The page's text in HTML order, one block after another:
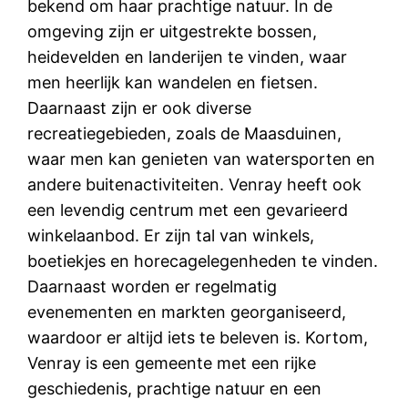
bekend om haar prachtige natuur. In de
omgeving zijn er uitgestrekte bossen,
heidevelden en landerijen te vinden, waar
men heerlijk kan wandelen en fietsen.
Daarnaast zijn er ook diverse
recreatiegebieden, zoals de Maasduinen,
waar men kan genieten van watersporten en
andere buitenactiviteiten. Venray heeft ook
een levendig centrum met een gevarieerd
winkelaanbod. Er zijn tal van winkels,
boetiekjes en horecagelegenheden te vinden.
Daarnaast worden er regelmatig
evenementen en markten georganiseerd,
waardoor er altijd iets te beleven is. Kortom,
Venray is een gemeente met een rijke
geschiedenis, prachtige natuur en een